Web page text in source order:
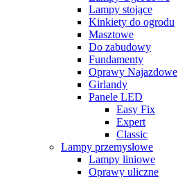
Lampy stojące
Kinkiety do ogrodu
Masztowe
Do zabudowy
Fundamenty
Oprawy Najazdowe
Girlandy
Panele LED
Easy Fix
Expert
Classic
Lampy przemysłowe
Lampy liniowe
Oprawy uliczne